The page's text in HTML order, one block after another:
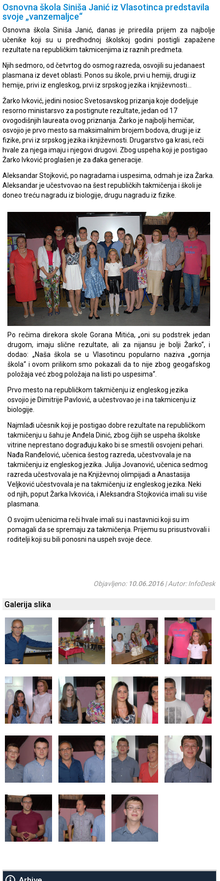
Osnovna škola Siniša Janić iz Vlasotinca predstavila
svoje „vanzemaljce“
Osnovna škola Siniša Janić, danas je priredila prijem za najbolje
učenike koji su u predhodnoj školskoj godini postigli zapažene
rezultate na republičkim takmicenjima iz raznih predmeta.
Njih sedmoro, od četvrtog do osmog razreda, osvojili su jedanaest
plasmana iz devet oblasti. Ponos su škole, prvi u hemiji, drugi iz
hemije, privi iz engleskog, prvi iz srpskog jezika i književnosti…
Žarko Ivković, jedini nosioc Svetosavskog prizanja koje dodeljuje
resorno ministarsvo za postignute rezultate, jedan od 17
ovogodišnjih laureata ovog priznanja. Žarko je najbolji hemičar,
osvojio je prvo mesto sa maksimalnim brojem bodova, drugi je iz
fizike, prvi iz srpskog jezika i književnosti. Drugarstvo ga krasi, reči
hvale za njega imaju i njegovi drugovi. Zbog uspeha koji je postigao
Žarko Ivković proglašen je za đaka generacije.
Aleksandar Stojković, po nagradama i uspesima, odmah je iza Žarka.
Aleksandar je učestvovao na šest republičkih takmičenja i školi je
doneo treću nagradu iz biologije, drugu nagradu iz fizike.
Po rečima direkora skole Gorana Mitića, „oni su podstrek jedan
drugom, imaju slične rezultate, ali za nijansu je bolji Žarko“, i
dodao: „Naša škola se u Vlasotincu popularno naziva „gornja
škola“ i ovom prilikom smo pokazali da to nije zbog geogafskog
položaja već zbog položaja na listi po uspesima“.
Prvo mesto na republičkom takmičenju iz engleskog jezika
osvojio je Dimitrije Pavlović, a učestvovao je i na takmicenju iz
biologije.
Najmlađi učesnik koji je postigao dobre rezultate na republičkom
takmičenju u šahu je Anđela Dinić, zbog čijih se uspeha školske
vitrine neprestano dograđuju kako bi se smestili osvojeni pehari.
Nađa Ranđelović, učenica šestog razreda, učestvovala je na
takmičenju iz engleskog jezika. Julija Jovanović, učenica sedmog
razreda učestvovala je na Književnoj olimpijadi a Anastasija
Veljković učestvovala je na takmičenju iz engleskog jezika. Neki
od njih, poput Žarka Ivkovića, i Aleksandra Stojkovića imali su više
plasmana.
O svojim učenicima reči hvale imali su i nastavnici koji su im
pomagali da se spremaju za takmičenja. Prijemu su prisustvovali i
roditelji koji su bili ponosni na uspeh svoje dece.
Objavljeno: 10.06.2016| Autor: InfoDesk
Galerija slika